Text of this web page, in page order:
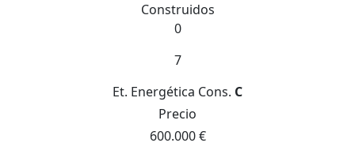
Construidos
0
7
Et. Energética Cons. C
Precio
600.000 €